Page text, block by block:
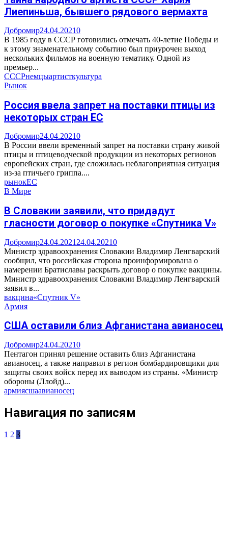
Лиепиньша, бывшего рядового вермахта
Добромир24.04.20210
В 1985 году в СССР готовились отмечать 40-летие Победы и
к этому знаменательному событию был приурочен выход
нескольких фильмов на военную тематику. Одной из
премьер...
СССРнемцыартисткультура
Рынок
Россия ввела запрет на поставки птицы из
некоторых стран ЕС
Добромир24.04.20210
В России ввели временный запрет на поставки страну живой
птицы и птицеводческой продукции из некоторых регионов
европейских стран, где сложилась неблагоприятная ситуация
из-за птичьего гриппа....
рынокЕС
В Мире
В Словакии заявили, что придадут
гласности договор о покупке «Спутника V»
Добромир24.04.2021 24.04.20210
Министр здравоохранения Словакии Владимир Ленгварский
сообщил, что российская сторона проинформирована о
намерении Братиславы раскрыть договор о покупке вакцины.
Министр здравоохранения Словакии Владимир Ленгварский
заявил в...
вакцина«Спутник V»
Армия
США оставили близ Афганистана авианосец
Добромир24.04.20210
Пентагон принял решение оставить близ Афганистана
авианосец, а также направил в регион бомбардировщики для
защиты своих войск перед их выводом из страны. «Министр
обороны (Ллойд)...
армиясшаавианосец
Навигация по записям
1 2 3